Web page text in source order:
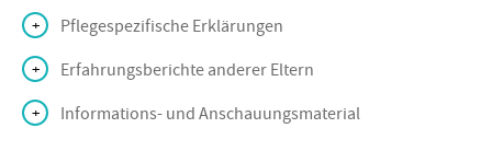
Pflegespezifische Erklärungen
Erfahrungsberichte anderer Eltern
Informations- und Anschauungsmaterial